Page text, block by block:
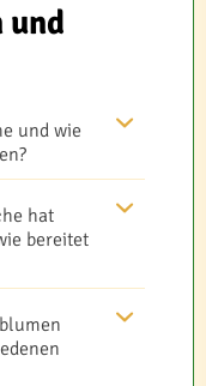
und
und wie
hat
bereitet